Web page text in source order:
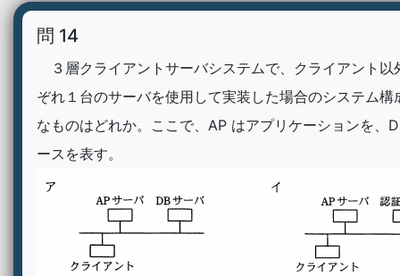
問 14
３層クライアントサーバシステムで、クライアント以
ぞれ１台のサーバを使用して実装した場合のシステム構
なものはどれか。ここで、AP はアプリケーションを、
ースを表す。